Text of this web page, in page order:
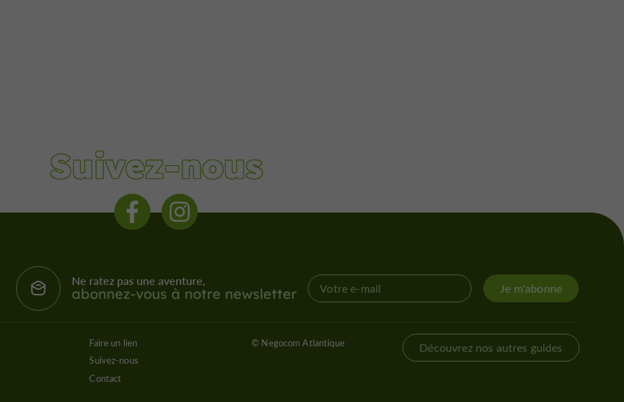
Suivez-nous
Ne ratez pas une aventure,
abonnez-vous à notre newsletter Je m'abonne
Faire un lien
Suivez-nous
Contact
© Negocom Atlantique Découvrez nos autres guides